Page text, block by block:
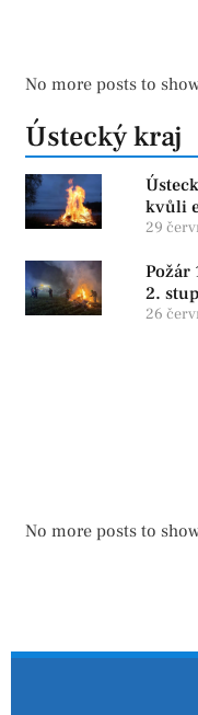
No more posts to
Ústecký kraj
kvůli
ohňů i
29
Požár
2.
26
No more posts to